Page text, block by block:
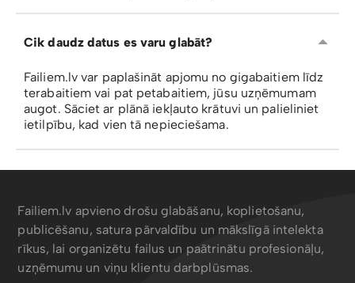
Cik daudz datus es varu glabāt?
Failiem.lv var paplašināt apjomu no gigabaitiem līdz
terabaitiem vai pat petabaitiem, jūsu uzņēmumam
augot. Sāciet ar plānā iekļauto krātuvi un palieliniet
ietilpību, kad vien tā nepieciešama.
Failiem.lv apvieno drošu glabāšanu, koplietošanu,
publicēšanu, satura pārvaldību un mākslīgā intelekta
rīkus, lai organizētu failus un paātrinātu profesionāļu,
uzņēmumu un viņu klientu darbplūsmas.